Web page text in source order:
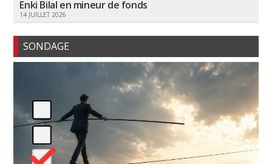
Enki Bilal en mineur de fonds
14 JUILLET 2026
SONDAGE